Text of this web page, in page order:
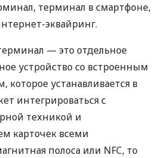
терминал в смартфоне,
эквайринг.
— это отдельное
устройство со встроенным
устанавливается в
интегрироваться с
техникой и
карточек всеми
полоса или NFC, то